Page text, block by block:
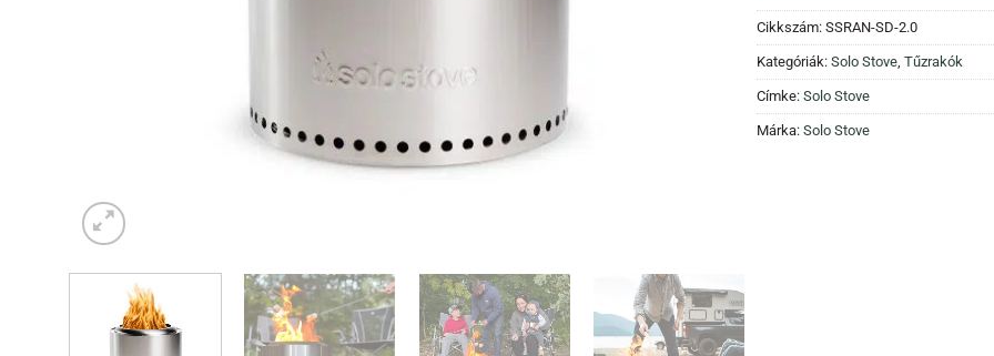
Cikkszám: SSRAN-SD-2.0
Kategóriák: Solo Stove Tűzrakók
Címke: Solo Stove
Márka: Solo Stove